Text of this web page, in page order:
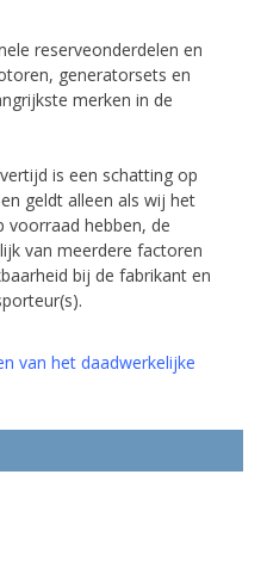
reserveonderdelen en
generatorsets en
merken in de
is een schatting op
geldt alleen als wij het
voorraad hebben, de
van meerdere factoren
bij de fabrikant en
van het daadwerkelijke